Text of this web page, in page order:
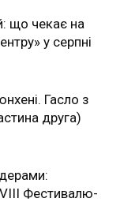
що чекає на
у серпні
Гасло з
друга)
Фестивалю-